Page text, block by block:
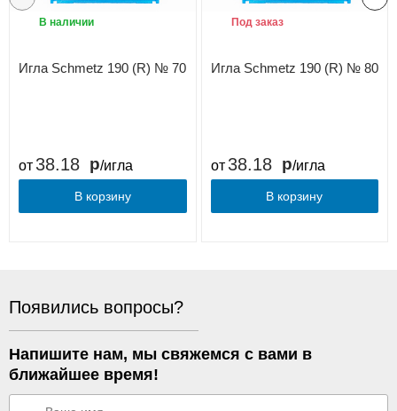
Игла Schmetz 190 (R) № 70
В наличии
от 38.18 /игла
В корзину
Игла Schmetz 190 (R) № 80
Под заказ
от 38.18 /игла
В корзину
Появились вопросы?
Напишите нам, мы свяжемся с вами в
ближайшее время!